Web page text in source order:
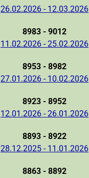
26.02.2026 - 12.03.2026
8983 - 9012
11.02.2026 - 25.02.2026
8953 - 8982
27.01.2026 - 10.02.2026
8923 - 8952
12.01.2026 - 26.01.2026
8893 - 8922
28.12.2025 - 11.01.2026
8863 - 8892